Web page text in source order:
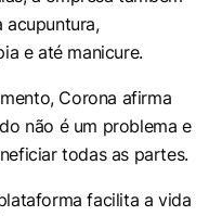
acupuntura,
e até manicure.
Corona afirma
não é um problema e
todas as partes.
facilita a vida